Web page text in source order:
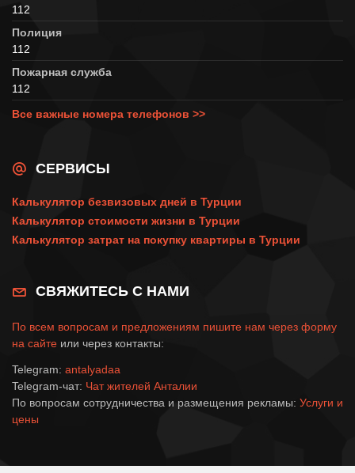
112
Полиция
112
Пожарная служба
112
Все важные номера телефонов >>
СЕРВИСЫ
Калькулятор безвизовых дней в Турции
Калькулятор стоимости жизни в Турции
Калькулятор затрат на покупку квартиры в Турции
СВЯЖИТЕСЬ С НАМИ
По всем вопросам и предложениям пишите нам через форму
на сайте или через контакты:
Telegram: antalyadaa
Telegram-чат: Чат жителей Анталии
По вопросам сотрудничества и размещения рекламы: Услуги и
цены